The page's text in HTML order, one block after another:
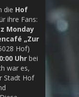
die Hof
ihre Fans:
Monday
„Zur
Hof)
Uhr bei
war es,
Stadt Hof